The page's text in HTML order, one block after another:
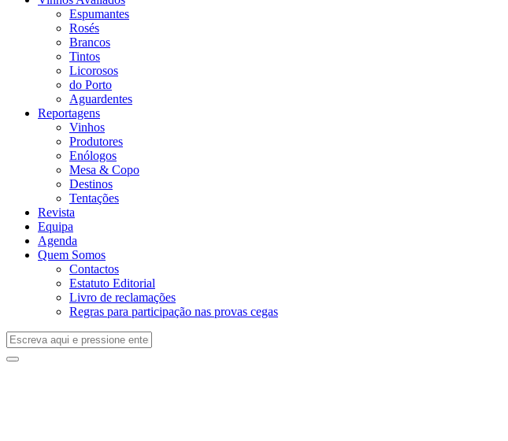
Espumantes
Rosés
Brancos
Tintos
Licorosos
do Porto
Aguardentes
Reportagens
Vinhos
Produtores
Enólogos
Mesa & Copo
Destinos
Tentações
Revista
Equipa
Agenda
Quem Somos
Contactos
Estatuto Editorial
Livro de reclamações
Regras para participação nas provas cegas